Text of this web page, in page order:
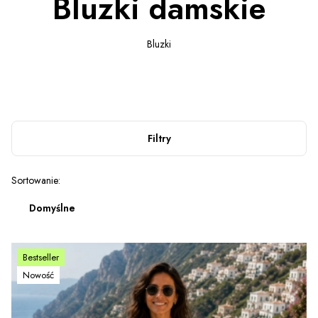
Bluzki
Filtry
Lista produktów
Sortowanie:
Domyślne
Bestseller
Nowość